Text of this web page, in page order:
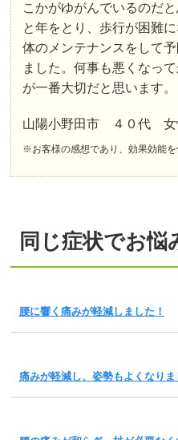
こかがゆがんでいるのだ
と年をとり、歩行が困難
体のメンテナンスをして
ました。何事も悪くなっ
が一番大切だと思います。
山陽小野田市 ４０代
※お客様の感想であり、効果効能を
同じ症状でお
腰に響く痛みが軽減しました！
痛みが軽減し、姿勢もよくなりま